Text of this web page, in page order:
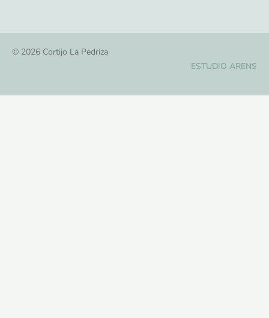
© 2026 Cortijo La Pedriza
ESTUDIO ARENS